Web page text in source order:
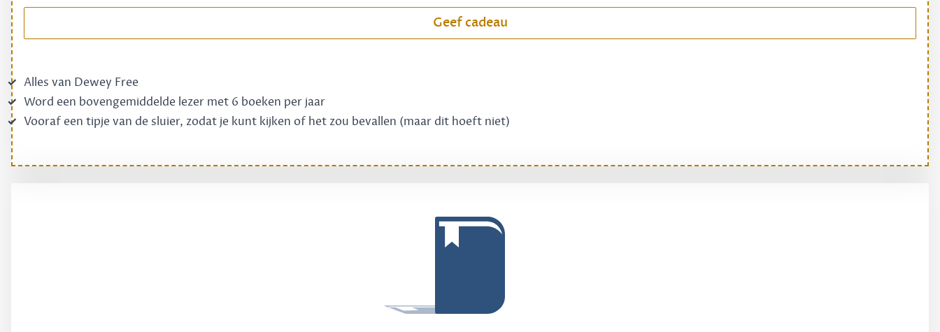
Geef cadeau
Alles van Dewey Free
Word een bovengemiddelde lezer met 6 boeken per jaar
Vooraf een tipje van de sluier, zodat je kunt kijken of het zou bevallen (maar dit hoeft niet)